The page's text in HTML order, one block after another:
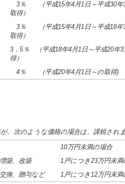
3％ （平成15年4月1日～平成30年
取得）
3％ （平成15年4月1日～平成18年
取得）
3．5％ （平成18年4月1日～平成20年3
得）
4％ （平成20年4月1日～の取得)
、次のような価格の場合は、課税され
10万円未満の場合
築、改築
1戸につき23万円未満
換、贈与など
1戸につき12万円未満